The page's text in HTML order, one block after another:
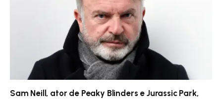
Sam Neill, ator de Peaky Blinders e Jurassic Park,